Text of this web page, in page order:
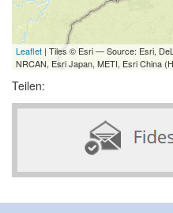
Leaflet | Tiles © Esri — Source: Esri,
NRCAN, Esri Japan, METI, Esri China
Teilen: